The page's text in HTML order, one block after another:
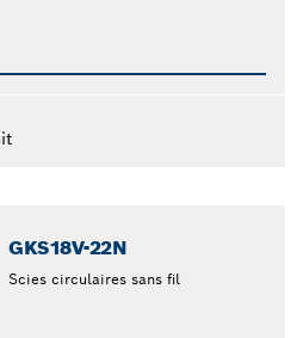
GKS18V-22N
Scies circulaires sans fil